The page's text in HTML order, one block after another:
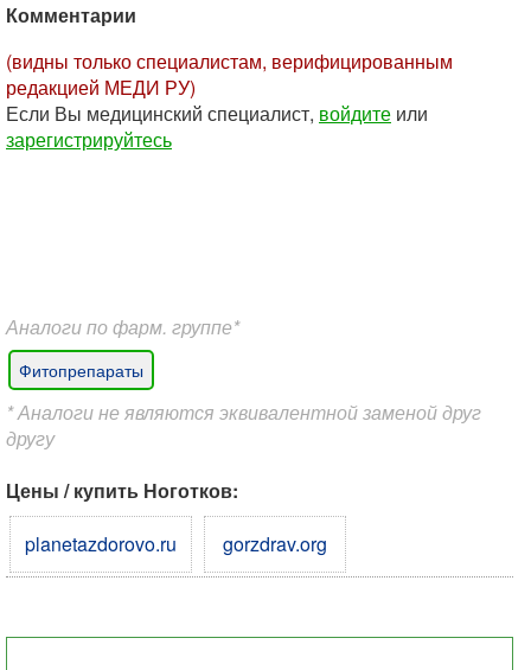
Комментарии
(видны только специалистам, верифицированным
редакцией МЕДИ РУ)
Если Вы медицинский специалист, войдите или
зарегистрируйтесь
Аналоги по фарм. группе*
Фитопрепараты
* Аналоги не являются эквивалентной заменой друг
другу
Цены / купить Ноготков:
planetazdorovo.ru
gorzdrav.org